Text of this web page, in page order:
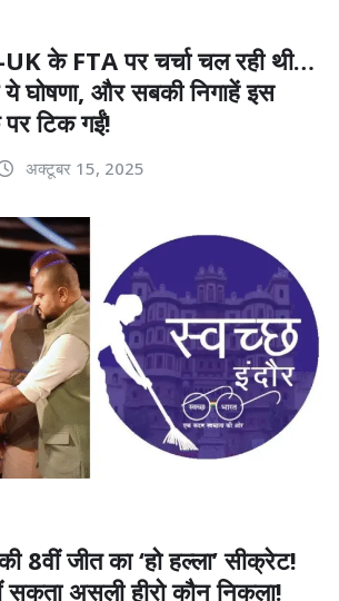
के FTA पर चर्चा चल रही थी…
घोषणा, और सबकी निगाहें इस
टिक गईं!
अक्टूबर 15, 2025
8वीं जीत का ‘हो हल्ला’ सीक्रेट!
सकता असली हीरो कौन निकला!